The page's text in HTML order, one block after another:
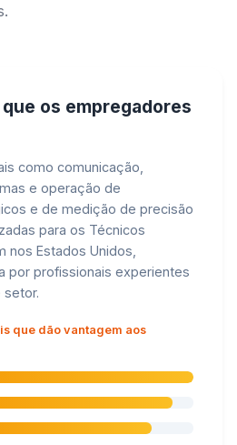
os empregadores
como comunicação,
e operação de
e de medição de precisão
para os Técnicos
nos Estados Unidos,
por profissionais experientes
setor.
que dão vantagem aos